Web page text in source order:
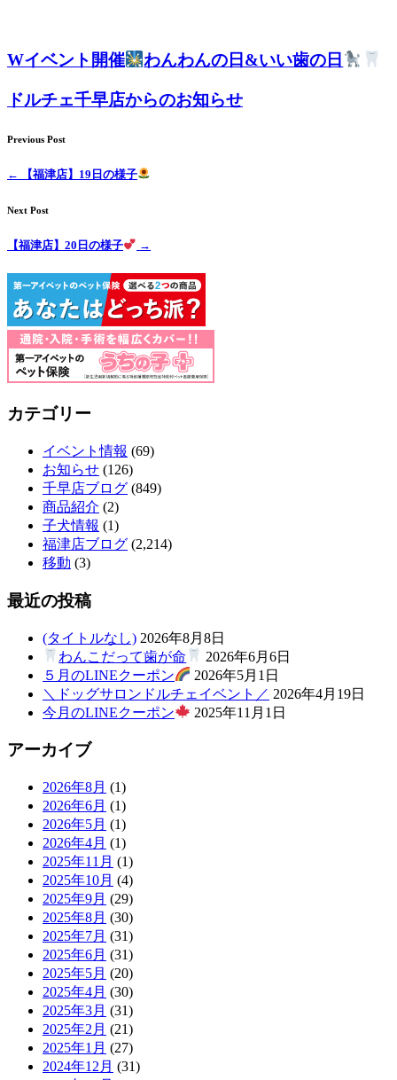
Wイベント開催 わんわんの日&いい歯の日
ドルチェ千早店からのお知らせ
Previous Post
← 【福津店】19日の様子
Next Post
【福津店】20日の様子 →
カテゴリー
イベント情報 (69)
お知らせ (126)
千早店ブログ (849)
商品紹介 (2)
子犬情報 (1)
福津店ブログ (2,214)
移動 (3)
最近の投稿
(タイトルなし) 2026年8月8日
わんこだって歯が命
2026年6月6日
５月のLINEクーポン
2026年5月1日
＼ドッグサロンドルチェイベント／ 2026年4月19日
今月のLINEクーポン
2025年11月1日
アーカイブ
2026年8月 (1)
2026年6月 (1)
2026年5月 (1)
2026年4月 (1)
2025年11月 (1)
2025年10月 (4)
2025年9月 (29)
2025年8月 (30)
2025年7月 (31)
2025年6月 (31)
2025年5月 (20)
2025年4月 (30)
2025年3月 (31)
2025年2月 (21)
2025年1月 (27)
2024年12月 (31)